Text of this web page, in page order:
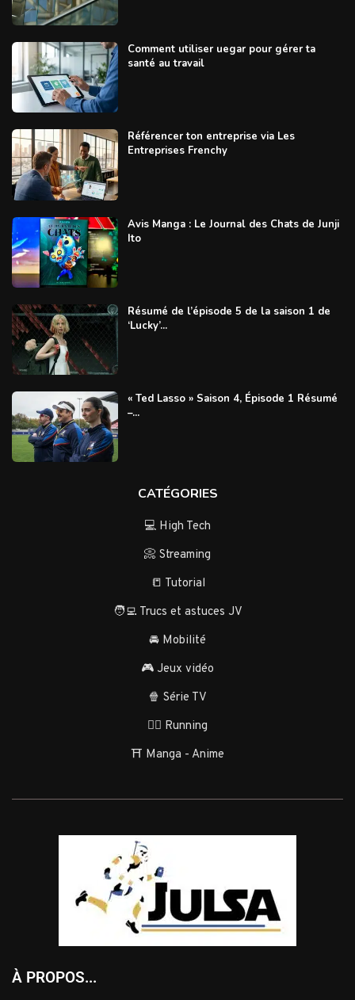
Comment utiliser uegar pour gérer ta
santé au travail
Référencer ton entreprise via Les
Entreprises Frenchy
Avis Manga : Le Journal des Chats de Junji
Ito
Résumé de l’épisode 5 de la saison 1 de
‘Lucky’...
« Ted Lasso » Saison 4, Épisode 1 Résumé
–...
CATÉGORIES
💻 High Tech
📀 Streaming
📒 Tutorial
🧑‍💻 Trucs et astuces JV
🚘 Mobilité
🎮 Jeux vidéo
🍿 Série TV
🏃‍♂️ Running
⛩️ Manga - Anime
À PROPOS...